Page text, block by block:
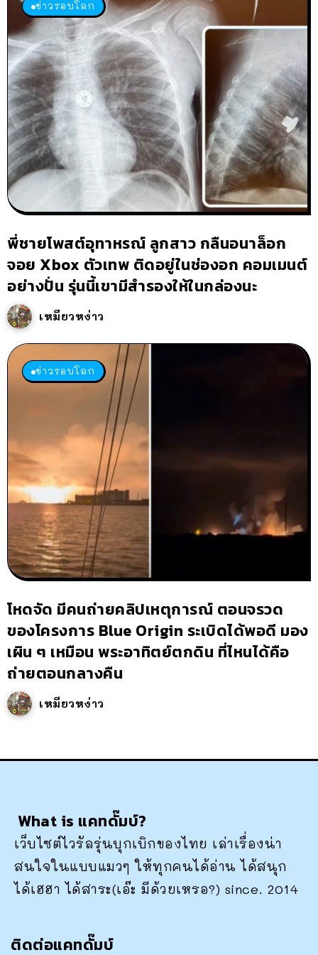
ข่าวรอบโลก
พี่ชายโพสต์อุทาหรณ์ ลูกสาว กลืนอนาล็อก
จอย Xbox ตัวเทพ ติดอยู่ในช่องอก คอมเมนต์
อย่างปั่น รุ่นนี้เขามีสำรองให้ในกล่องนะ
เหมียวหง่าว
ข่าวรอบโลก
โหดจัด มีคนถ่ายคลิปเหตุการณ์ ตอนจรวด
ของโครงการ Blue Origin ระเบิดได้พอดี มอง
เผิน ๆ เหมือน พระอาทิตย์ตกดิน ที่ไหนได้คือ
ถ่ายตอนกลางคืน
เหมียวหง่าว
What is แคทดั๊มบ์?
เว็บไซต์ไวรัลรุ่นบุกเบิกของไทย เล่าเรื่องน่า
สนใจในแบบแมวๆ ให้ทุกคนได้อ่าน ได้สนุก
ได้เฮฮา ได้สาระ(เอ๊ะ มีด้วยเหรอ?) since. 2014
ติดต่อแคทดั๊มบ์